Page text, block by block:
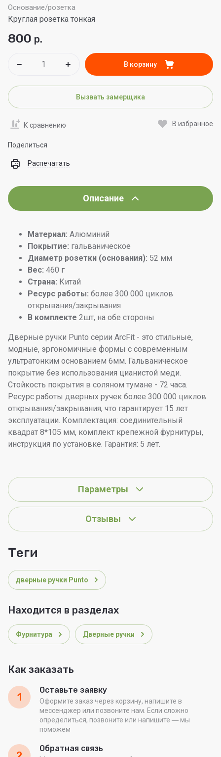
Основание/розетка
Круглая розетка тонкая
800 р.
В корзину
Вызвать замерщика
К сравнению В избранное
Поделиться
Распечатать
Описание
Материал: Алюминий
Покрытие: гальваническое
Диаметр розетки (основания): 52 мм
Вес: 460 г
Страна: Китай
Ресурс работы: более 300 000 циклов
открывания/закрывания
В комплекте 2шт, на обе стороны
Дверные ручки Punto серии ArcFit - это стильные,
модные, эргономичные формы c современным
ультратонким основанием 6мм. Гальваническое
покрытие без использования цианистой меди.
Стойкость покрытия в соляном тумане - 72 часа.
Ресурс работы дверных ручек более 300 000 циклов
открывания/закрывания, что гарантирует 15 лет
эксплуатации. Комплектация: соединительный
квадрат 8*105 мм, комплект крепежной фурнитуры,
инструкция по установке. Гарантия: 5 лет.
Параметры
Отзывы
теги
дверные ручки Punto
Находится в разделах
Фурнитура Дверные ручки
Как заказать
1
Оставьте заявку
Оформите заказ через корзину, напишите в
мессенджер или позвоните нам. Если сложно
определиться, позвоните или напишите ― мы
поможем
Обратная связь